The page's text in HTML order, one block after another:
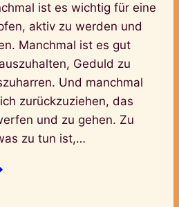
ist es wichtig für eine
aktiv zu werden und
Manchmal ist es gut
Geduld zu
Und manchmal
zurückzuziehen, das
und zu gehen. Zu
zu tun ist,…